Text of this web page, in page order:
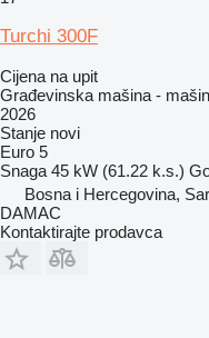
Turchi 300F
Cijena na upit
Građevinska mašina -
2026
Stanje novi
Euro 5
Snaga 45 kW (61.22 k.s.)
Bosna i Hercegovina,
DAMAC
Kontaktirajte prodavca